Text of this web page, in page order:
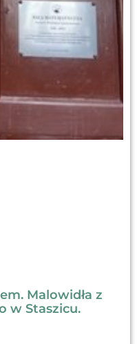
Malowidła z
w Staszicu.